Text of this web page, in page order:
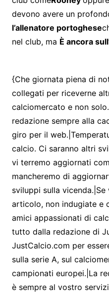
devono avere un
l’allenatore portoghese
nel club, ma È ancora
{Che giornata piena di
collegati per riceverne
calciomercato e non
redazione sempre alla
giro per il
calcio. Ci saranno altri
vi terremo aggiornati
mancheremo di
sviluppi sulla
articolo, non indugiate e
amici appassionati di
tutto dalla redazione di
JustCalcio.com per
sulla serie A, sul
campionati europei.|La
è sempre al vostro